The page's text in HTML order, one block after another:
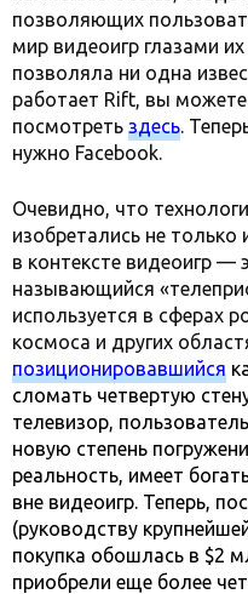
позволяющих
мир видеоигр глазами
позволяла ни одна
работает Rift, вы
посмотреть здесь.
нужно Facebook.
Очевидно, что
изобретались не
в контексте видеоигр —
называющийся
используется в сферах
космоса и других
позиционировавшийся
сломать четвертую
телевизор,
новую степень
реальность, имеет
вне видеоигр. Теперь,
(руководству
покупка обошлась в $2
приобрели еще более